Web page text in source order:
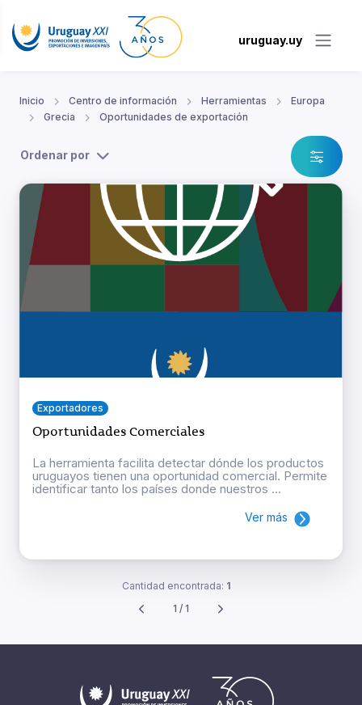
uruguay.uy
Inicio Centro de información Herramientas
Europa
Grecia
Oportunidades de exportación
Ordenar por
Exportadores
Oportunidades Comerciales
La herramienta facilita detectar dónde los productos
uruguayos tienen una oportunidad comercial. Permite
identificar tanto los países donde nuestros ...
Ver más
Cantidad encontrada: 1
1 / 1